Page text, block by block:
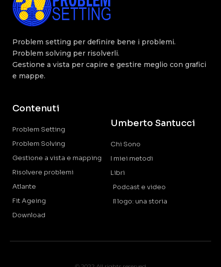
Problem setting per definire bene i problemi.
Problem solving per risolverli.
Gestione a vista per capire e gestire meglio con grafici
e mappe.
Contenuti
Problem Setting
Problem Solving
Gestione a vista e mapping
Risolvere problemi
Atlante
Fit Ageing
Download
Umberto Santucci
Chi Sono
I miei metodi
Libri
Podcast e video
Il logo: una storia